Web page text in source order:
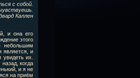
с собой.
Каллен
и она его
этого
небольшим
является, и
их.
когда
и я не
на приём